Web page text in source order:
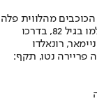
מהלווית פלה
מאות אלפים ליוו אתמול את אגדת העבר, שהלך לעולמו בגיל 82, בדרכו
רונאלדו
פריירה נטו, תקף: